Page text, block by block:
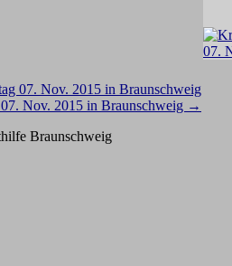
07. Nov. 2015 in Braunschweig
Nov. 2015 in Braunschweig →